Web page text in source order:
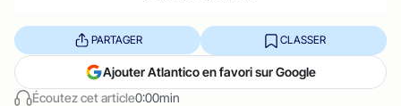
Écoutez cet article0:00min
PARTAGER CLASSER
Ajouter Atlantico en favori sur Google